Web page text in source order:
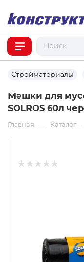
Стройматериалы
Мешки для
SOLROS 60л
Главная — Каталог